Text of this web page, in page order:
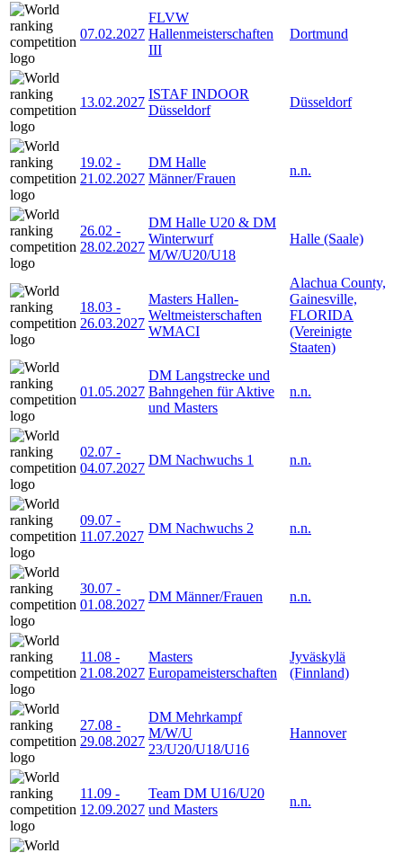
07.02.2027
FLVW
Hallenmeisterschaften
III
Dortmund
13.02.2027
ISTAF INDOOR
Düsseldorf
Düsseldorf
19.02 -
21.02.2027
DM Halle
Männer/Frauen
n.n.
26.02 -
28.02.2027
DM Halle U20 & DM
Winterwurf
M/W/U20/U18
Halle (Saale)
18.03 -
26.03.2027
Masters Hallen-
Weltmeisterschaften
WMACI
Alachua County,
Gainesville,
FLORIDA
(Vereinigte
Staaten)
01.05.2027
DM Langstrecke und
Bahngehen für Aktive
und Masters
n.n.
02.07 -
04.07.2027
DM Nachwuchs 1 n.n.
09.07 -
11.07.2027
DM Nachwuchs 2 n.n.
30.07 -
01.08.2027
DM Männer/Frauen n.n.
11.08 -
21.08.2027
Masters
Europameisterschaften
Jyväskylä
(Finnland)
27.08 -
29.08.2027
DM Mehrkampf
M/W/U
23/U20/U18/U16
Hannover
11.09 -
12.09.2027
Team DM U16/U20
und Masters
n.n.